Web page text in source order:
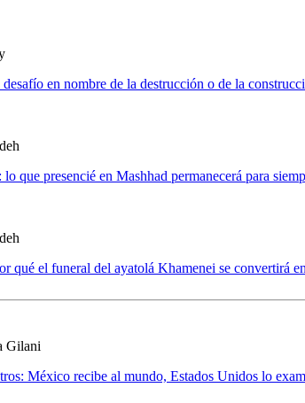
en nombre de la destrucción o de la
que presencié en Mashhad permanecerá para
qué el funeral del ayatolá Khamenei se convertirá
Gilani
México recibe al mundo, Estados Unidos lo